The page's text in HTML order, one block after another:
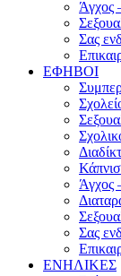
Άγχος
Σας
ΕΦΗΒΟΙ
Άγχος
Σας
ΕΝΗΛΙΚΕΣ